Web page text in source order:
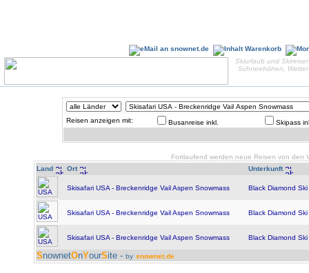
Skiurlaub und
Schneehöhen,
Reisen anzeigen mit: Busanreise inkl. Skipass
Fortlaufend werden neue Reisen von den
Land
Ort Unterkunft
Skisafari USA - Breckenridge Vail Aspen Snowmass Black Diamond
Skisafari USA - Breckenridge Vail Aspen Snowmass Black Diamond
Skisafari USA - Breckenridge Vail Aspen Snowmass Black Diamond
SnownetOnYourSite - by snownet.de